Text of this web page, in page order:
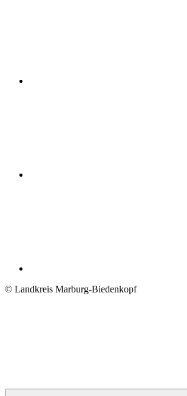
© Landkreis Marburg-Biedenkopf